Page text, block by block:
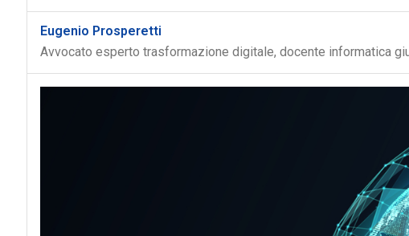
Eugenio Prosperetti
Avvocato esperto trasformazione digitale, docente informatica